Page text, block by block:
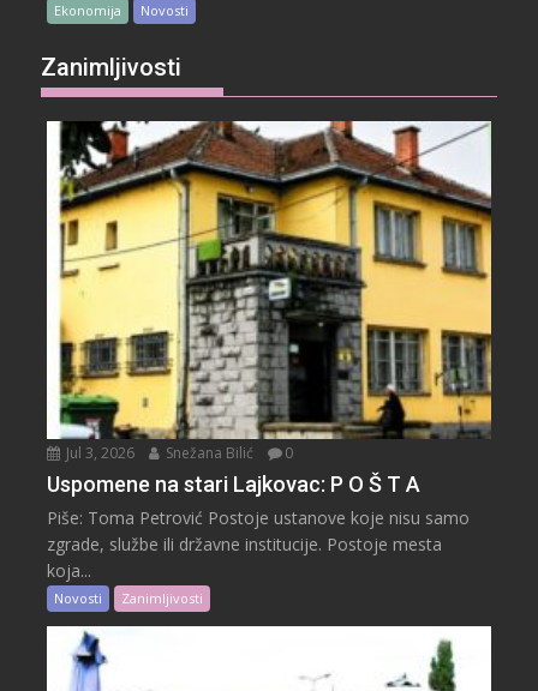
Ekonomija Novosti
Zanimljivosti
Jul 3, 2026 Snežana Bilić 0
Uspomene na stari Lajkovac: P O Š T A
Piše: Toma Petrović Postoje ustanove koje nisu samo
zgrade, službe ili državne institucije. Postoje mesta
koja...
Novosti Zanimljivosti